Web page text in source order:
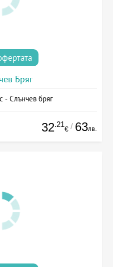
Бряг
- Слънчев бряг
32.21
€ / 63лв.